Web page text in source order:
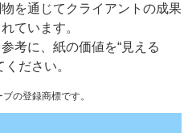
を通じてクライアントの成果
ています。
考に、紙の価値を“見える
ださい。
の登録商標です。